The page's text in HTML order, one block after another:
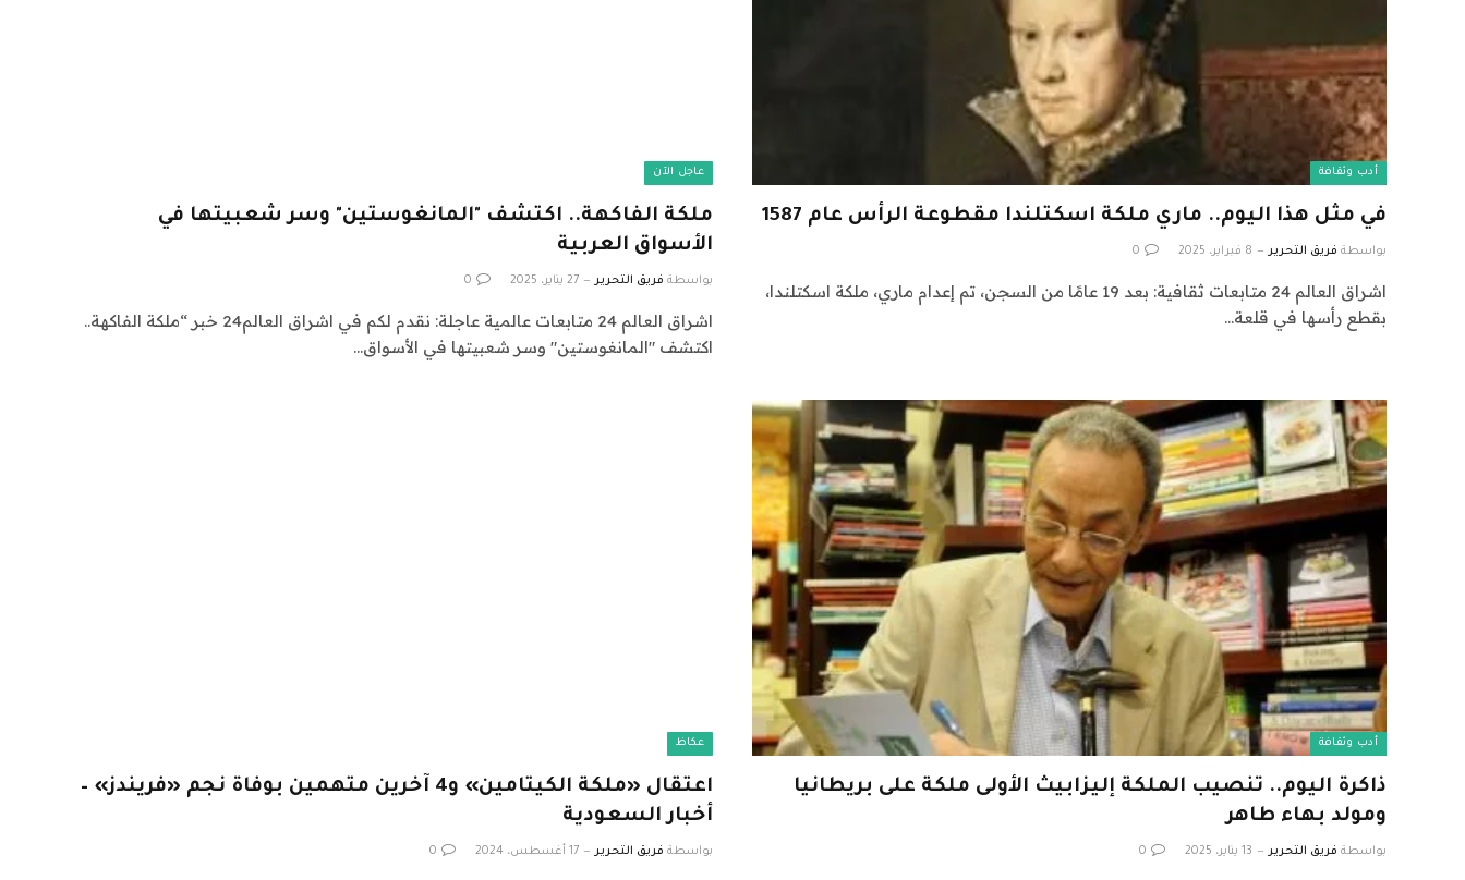
أدب وثقافة
في مثل هذا اليوم.. ماري ملكة اسكتلندا مقطوعة الرأس عام 1587
بواسطة فريق التحرير 8 فبراير، 2025 0
اشراق العالم 24 متابعات ثقافية: بعد 19 عامًا من السجن، تم إعدام ماري، ملكة اسكتلندا،
بقطع رأسها في قلعة…
عاجل الآن
ملكة الفاكهة.. اكتشف "المانغوستين" وسر شعبيتها في
الأسواق العربية
بواسطة فريق التحرير 27 يناير، 2025 0
اشراق العالم 24 متابعات عالمية عاجلة: نقدم لكم في اشراق العالم24 خبر “ملكة الفاكهة..
اكتشف "المانغوستين" وسر شعبيتها في الأسواق…
أدب وثقافة
ذاكرة اليوم.. تنصيب الملكة إليزابيث الأولى ملكة على بريطانيا
ومولد بهاء طاهر
بواسطة فريق التحرير 13 يناير، 2025 0
عكاظ
اعتقال «ملكة الكيتامين» و4 آخرين متهمين بوفاة نجم «فريندز» –
أخبار السعودية
بواسطة فريق التحرير 17 أغسطس، 2024 0